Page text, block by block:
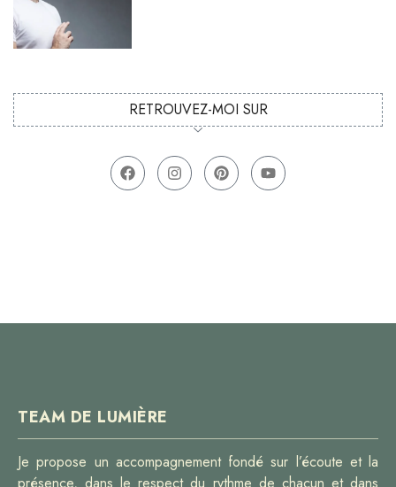
RETROUVEZ-MOI SUR
TEAM DE LUMIÈRE
Je propose un accompagnement fondé sur l’écoute et la